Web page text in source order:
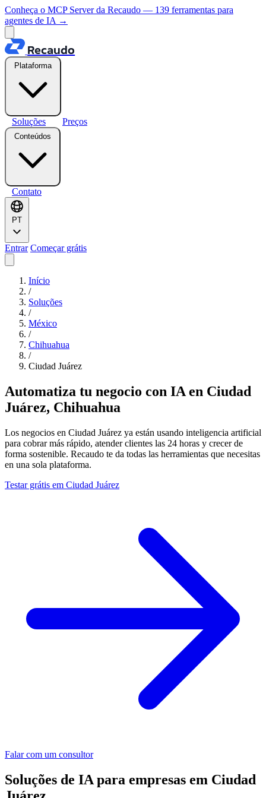
Conheça o MCP Server da Recaudo — 139 ferramentas para
agentes de IA →
Recaudo
Plataforma
Soluções Preços
Conteúdos
Contato
PT
Entrar Começar grátis
Início
/
Soluções
/
México
/
Chihuahua
/
Ciudad Juárez
Automatiza tu negocio con IA en Ciudad
Juárez, Chihuahua
Los negocios en Ciudad Juárez ya están usando inteligencia artificial
para cobrar más rápido, atender clientes las 24 horas y crecer de
forma sostenible. Recaudo te da todas las herramientas que necesitas
en una sola plataforma.
Testar grátis em Ciudad Juárez
Falar com um consultor
Soluções de IA para empresas em Ciudad